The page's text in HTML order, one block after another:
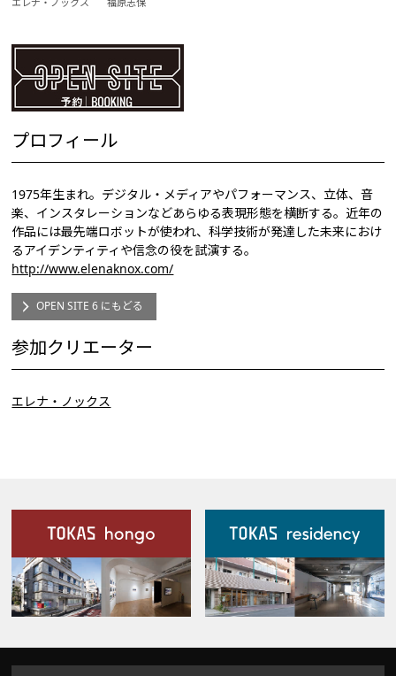
プロフィール
1975年生まれ。デジタル・メディアやパフォーマンス、立体、音
楽、インスタレーションなどあらゆる表現形態を横断する。近年の
作品には最先端ロボットが使われ、科学技術が発達した未来におけ
るアイデンティティや信念の役を試演する。
http://www.elenaknox.com/
OPEN SITE 6 にもどる
参加クリエーター
エレナ・ノックス
施設案内
Our Facilities